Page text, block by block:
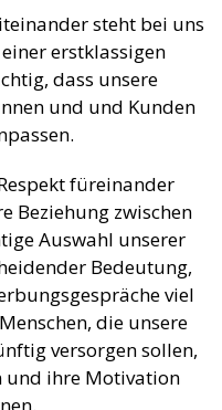
steht bei uns
erstklassigen
dass unsere
und und Kunden
füreinander
Beziehung zwischen
Auswahl unserer
Bedeutung,
viel
die unsere
versorgen sollen,
ihre Motivation